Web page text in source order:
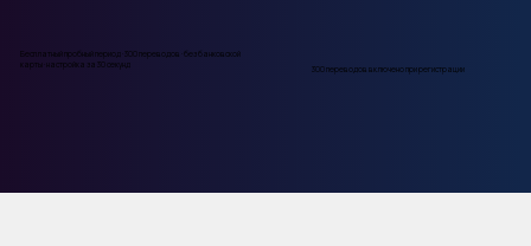
Бесплатный пробный период · 300 переводов · без банковской
карты · настройка за 30 секунд
300 переводов включено при регистрации